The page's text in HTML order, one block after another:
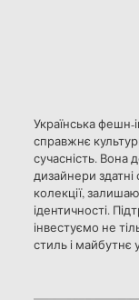
Українська фешн-
справжнє
сучасність. Вона
дизайнери здатні
колекції,
ідентичності.
інвестуємо не
стиль і майбутнє